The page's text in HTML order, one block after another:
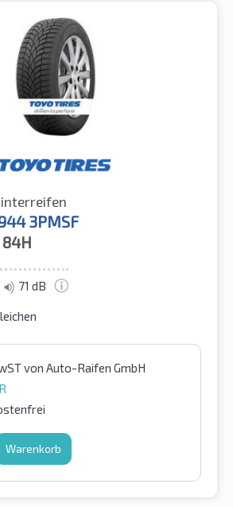
3PMSF
84H
71 dB
von Auto-Raifen GmbH
Warenkorb